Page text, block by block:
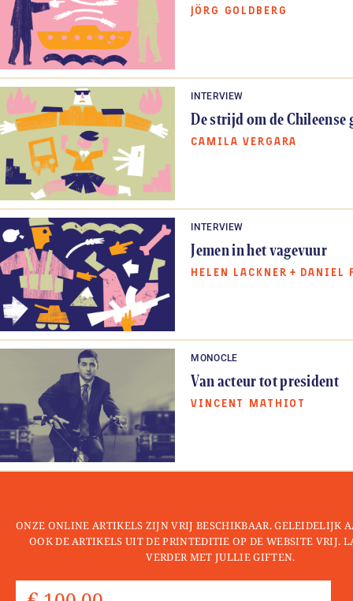
JÖRG GOLDBERG
INTERVIEW
De strijd om de
CAMILA VERGARA
INTERVIEW
Jemen in het vagevuur
HELEN LACKNER + DANIEL
MONOCLE
Van acteur tot president
VINCENT MATHIOT
ONZE ONLINE ARTIKELS ZIJN VRIJ BESCHIKBAAR. GELEIDELIJK
OOK DE ARTIKELS UIT DE PRINTEDITIE OP DE WEBSITE VRIJ.
VERDER MET JULLIE GIFTEN.